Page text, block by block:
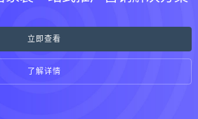
立即查看
了解详情